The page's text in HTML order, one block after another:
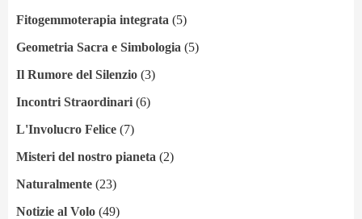
Fitogemmoterapia integrata (5)
Geometria Sacra e Simbologia (5)
Il Rumore del Silenzio (3)
Incontri Straordinari (6)
L'Involucro Felice (7)
Misteri del nostro pianeta (2)
Naturalmente (23)
Notizie al Volo (49)